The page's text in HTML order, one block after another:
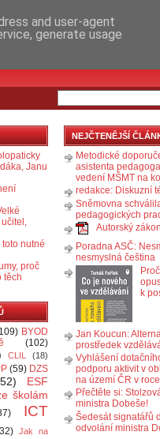
Janu
nutné
proč
těch
BYOD
(102)
CLIL (18)
(59) DZS
ESF
školám
ICT
Jak na
NEJČTENĚJŠÍ
Metodické
asistenta
vedení MŠMT na
redakce: Diskuzní
Sněmovna
pedagogických
Autorský
Poradna ASČ:
nesmyslná čeština
k
Jan Koucun:
prostředek
Vyhlášení
podporu aktivit v
na území ČR v
Přečtěte si:
ministra Dobeše!
Šedesát signatářů
odvolání ministra
and user-agent
generate usage